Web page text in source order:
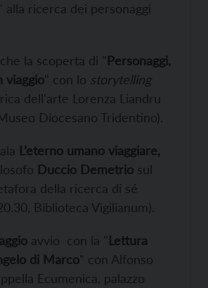
alla ricerca dei personaggi
la scoperta di "Personaggi,
viaggio" con lo storytelling
dell'arte Lorenza Liandru
Diocesano Tridentino).
L’eterno umano viaggiare,
Duccio Demetrio sul
della ricerca di sé
Biblioteca Vigilianum).
avvio con la "Lettura
di Marco" con Alfonso
Ecumenica, palazzo